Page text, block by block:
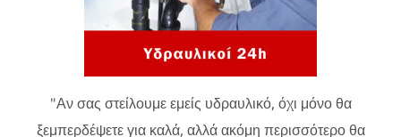
"Αν σας στείλουμε εμείς υδραυλικό, όχι μόνο θα
ξεμπερδέψετε για καλά, αλλά ακόμη περισσότερο θα